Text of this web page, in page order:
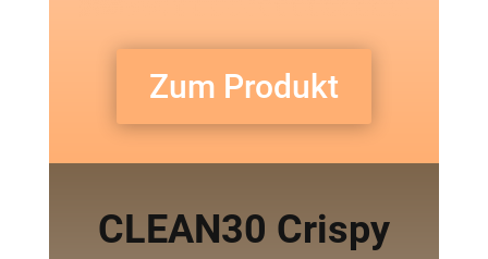
Zum Produkt
CLEAN30 Crispy